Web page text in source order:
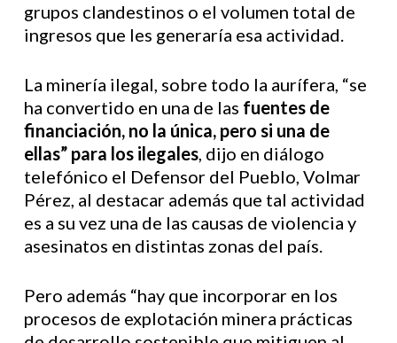
grupos clandestinos o el volumen total de
ingresos que les generaría esa actividad.
La minería ilegal, sobre todo la aurífera, “se
ha convertido en una de las fuentes de
financiación, no la única, pero si una de
ellas” para los ilegales, dijo en diálogo
telefónico el Defensor del Pueblo, Volmar
Pérez, al destacar además que tal actividad
es a su vez una de las causas de violencia y
asesinatos en distintas zonas del país.
Pero además “hay que incorporar en los
procesos de explotación minera prácticas